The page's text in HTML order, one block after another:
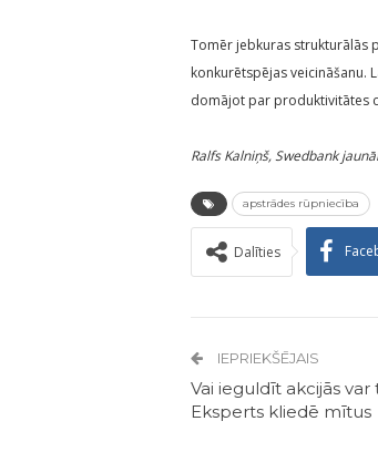
Tomēr jebkuras strukturālās
konkurētspējas veicināšanu.
domājot par produktivitātes
Ralfs Kalniņš, Swedbank
apstrādes rūpniecība
Dalīties
IEPRIEKŠĒJAIS
Vai ieguldīt akcijās var
Eksperts kliedē mītus